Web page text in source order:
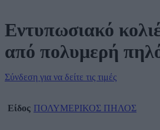
Εντυπωσιακό
από πολυμερή
Σύνδεση για να δείτε τις τιμές
Είδος ΠΟΛΥΜΕΡΙΚΟΣ ΠΗΛΟΣ